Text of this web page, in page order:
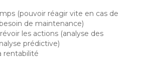
(pouvoir réagir vite en cas de
de maintenance)
les actions (analyse des
prédictive)
rentabilité